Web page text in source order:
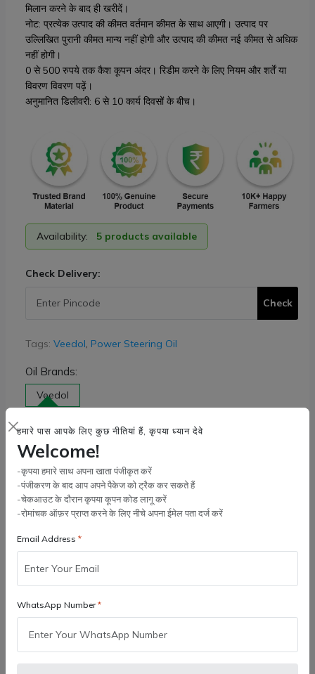
हमारे पास आपके लिए कुछ नीतियां हैं, कृपया ध्यान देवे
Welcome!
-कृपया हमारे साथ अपना खाता पंजीकृत करें
-पंजीकरण के बाद आप अपने पैकेज को ट्रैक कर सकते हैं
-चेकआउट के दौरान कृपया कूपन कोड लागू करें
-रोमांचक ऑफ़र प्राप्त करने के लिए नीचे अपना ईमेल पता दर्ज करें
Email Address
WhatsApp Number
मिलान करने के बाद ही खरीदें।
नोट: प्रत्येक उत्पाद की कीमत वर्तमान कीमत के साथ आएगी। उत्पाद पर
उल्लिखित पुरानी कीमत मान्य नहीं होगी और उत्पाद की कीमत नई कीमत से अधिक
नहीं होगी।
0 से 500 रुपये तक कैश कूपन अंदर। रिडीम करने के लिए नियम और शर्तें या
विवरण विवरण पढ़ें।
अनुमानित डिलीवरी: 6 से 10 कार्य दिवसों के बीच।
Availability: 5 products available
Check Delivery:
Check
Tags: Veedol, Power Steering Oil
Oil Brands:
Veedol
Weight Size:
1 KG 1/2 Liter
Quantity:
Wishlist Compare